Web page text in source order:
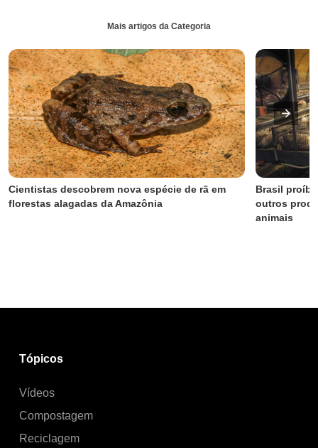
Mais artigos da Categoria
Cientistas descobrem nova espécie de rã em
florestas alagadas da Amazônia
Brasil
outros
animais
Tópicos
Vídeos
Compostagem
Reciclagem